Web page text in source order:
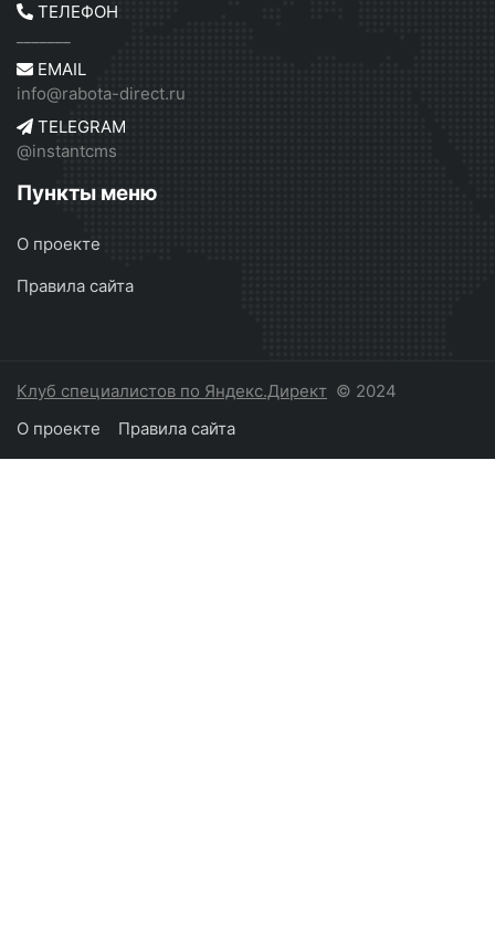
ТЕЛЕФОН
EMAIL
info@rabota-direct.ru
TELEGRAM
@instantcms
Пункты меню
О проекте
Правила сайта
Клуб специалистов по Яндекс.Директ © 2024
О проекте
Правила сайта